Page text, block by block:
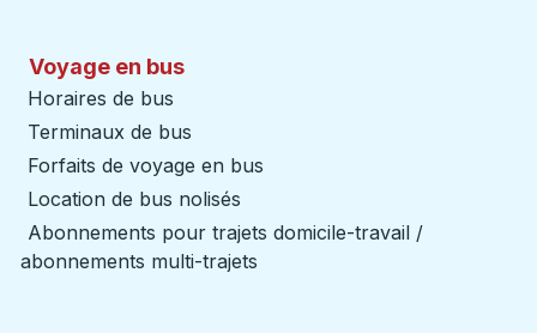
Voyage en bus
Horaires de bus
Terminaux de bus
Forfaits de voyage en bus
Location de bus nolisés
Abonnements pour trajets domicile-travail /
abonnements multi-trajets